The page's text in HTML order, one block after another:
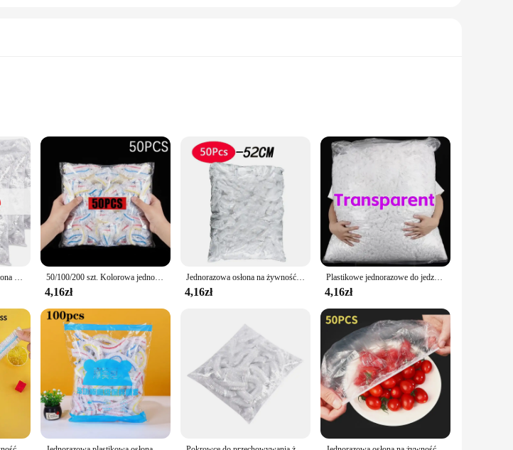
premium aluminum, these rolls are not only durable but also designed to withstand high temperatures,
cook, the Oleju papieru food foil is your go-to solution for wrapping, cooking, and preserving a variety
neatly packaged and easy to handle, making them perfect for both large-scale operations and personal
ensuring that your food stays fresh and tasty. Whether you're catering an event or preparing a meal for
choice. Made from recyclable materials, these rolls are not only eco-friendly but also cost-effective.
that you have a steady supply for all your food storage and cooking needs. Whether you're a vendor,
an excellent option for you.
500/50Pcs Jednorazowa osłona na żywność Owocowa osłona na żywność Elastyczna plastikowa czepek prysznicowy Torba do przechowywania żywności Organizer kuchenny Folia spożywcza 50/100/200 szt. Kolorowa jednorazowa osłona na żywność owoce klasy spożywczej utrzymująca świeżość plastikowa torba przezroczysta plastikowa torba kolorowa folia spożywcza
4,16zł
Jednorazowa osłona na żywność Saran Wrap Food Grade Fruit Vegetable Storage Bag Elastyczna plastikowa torba Kuchenna torba do przechowywania świeżych produktów
4,16zł
Plastikowe jednorazowe do jedzenia zakryte przechowywanie torby kuchenne kolorowe elastyczna opaska osłony na żywność utrzymująca świeżość płyty nylonowe worek do pakowania
4,16zł